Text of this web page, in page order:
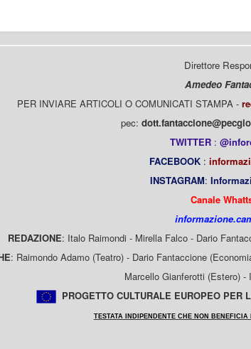
Direttore
Amedeo
PER INVIARE ARTICOLI O COMUNICATI STAMPA -
pec:
TWITTER :
FACEBOOK :
INSTAGRAM:
Canale
REDAZIONE: Italo Raimondi - Mirella Falco - Dario
: Raimondo Adamo (Teatro) - Dario Fantaccione
Marcello Gianferotti (Estero) -
PROGETTO CULTURALE EUROPEO PER
TESTATA INDIPENDENTE CHE NON